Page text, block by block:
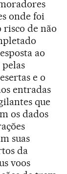
onde foi
de não
ao
e o
entradas
que
os dados
suas
da
voos